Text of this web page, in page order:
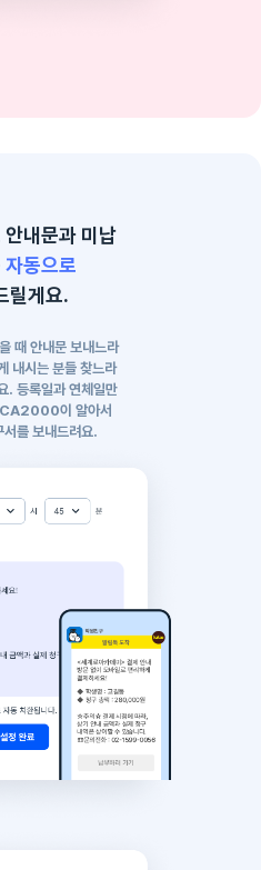
안내문과 미납
자동으로
릴게요.
때 안내문 보내느라
내시는 분들 찾느라
. 등록일과 연체일만
이 알아서
서를 보내드려요.